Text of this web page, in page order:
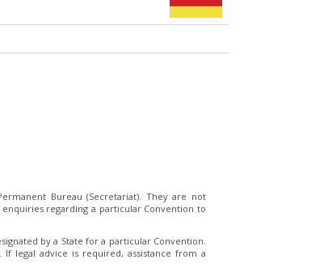
Bureau (Secretariat). They are not
regarding a particular Convention to
by a State for a particular Convention.
legal advice is required, assistance from a